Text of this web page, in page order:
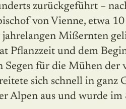
zurückgeführt –
von Vienne, etwa
Mißernten
Pflanzzeit und dem
Segen für die Mühen der
sich schnell in ganz
Alpen aus und wurde